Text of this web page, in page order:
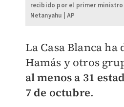
recibido por el primer ministro
Netanyahu | AP
La Casa Blanca ha
Hamás y otros
al menos a 31
7 de octubre.